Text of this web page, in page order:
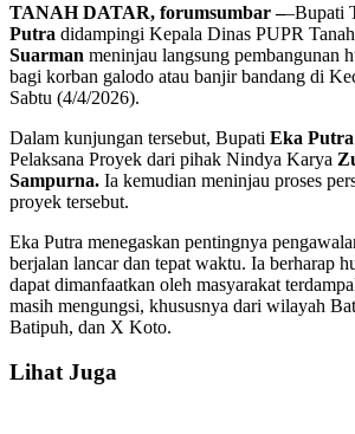
TANAH DATAR, forumsumbar ––Bupati
Putra didampingi Kepala Dinas PUPR
Suarman meninjau langsung pembangunan
bagi korban galodo atau banjir bandang di
Sabtu (4/4/2026).
Dalam kunjungan tersebut, Bupati Eka Putra
Pelaksana Proyek dari pihak Nindya Karya
Sampurna. Ia kemudian meninjau proses
proyek tersebut.
Eka Putra menegaskan pentingnya
berjalan lancar dan tepat waktu. Ia berharap
dapat dimanfaatkan oleh masyarakat
masih mengungsi, khususnya dari wilayah
Batipuh, dan X Koto.
Lihat Juga